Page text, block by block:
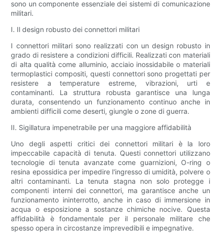
sono un componente essenziale dei sistemi di comunicazione
militari.
I. Il design robusto dei connettori militari
I connettori militari sono realizzati con un design robusto in
grado di resistere a condizioni difficili. Realizzati con materiali
di alta qualità come alluminio, acciaio inossidabile o materiali
termoplastici compositi, questi connettori sono progettati per
resistere a temperature estreme, vibrazioni, urti e
contaminanti. La struttura robusta garantisce una lunga
durata, consentendo un funzionamento continuo anche in
ambienti difficili come deserti, giungle o zone di guerra.
II. Sigillatura impenetrabile per una maggiore affidabilità
Uno degli aspetti critici dei connettori militari è la loro
impeccabile capacità di tenuta. Questi connettori utilizzano
tecnologie di tenuta avanzate come guarnizioni, O-ring o
resina epossidica per impedire l'ingresso di umidità, polvere o
altri contaminanti. La tenuta stagna non solo protegge i
componenti interni dei connettori, ma garantisce anche un
funzionamento ininterrotto, anche in caso di immersione in
acqua o esposizione a sostanze chimiche nocive. Questa
affidabilità è fondamentale per il personale militare che
spesso opera in circostanze imprevedibili e impegnative.